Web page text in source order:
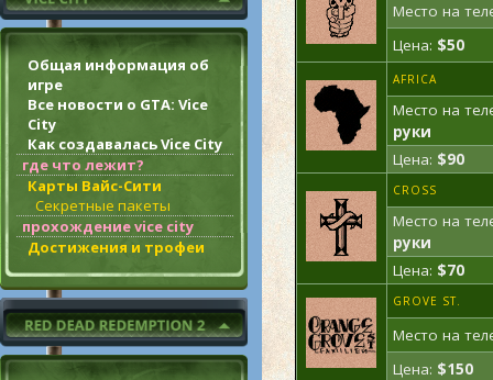
Общая информация об
игре
Все новости о GTA: Vice
City
Как создавалась Vice City
где что лежит?
Карты Вайс-Сити
Секретные пакеты
прохождение vice city
Достижения и трофеи
Место на
Цена: $50
AFRICA
Место на
руки
Цена: $90
CROSS
Место на
руки
Цена: $70
GROVE ST.
Место на
Цена: $150